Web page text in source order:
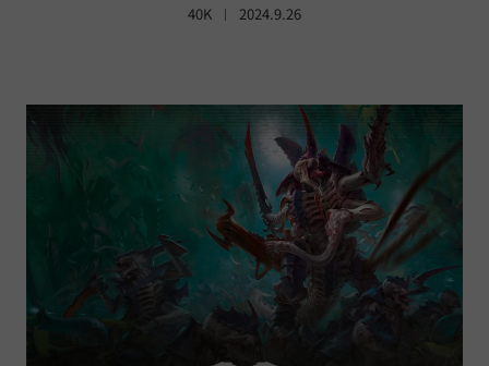
40K 2024.9.26